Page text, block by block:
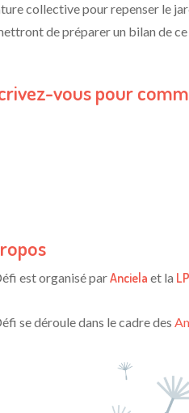
collective pour repenser le
de préparer un bilan de
vous pour
est organisé parAnciela et la
se déroule dans le cadre des